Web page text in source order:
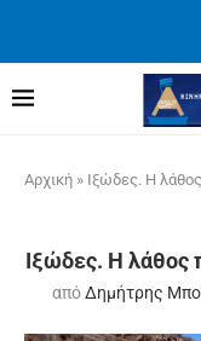
Αρχική » Ιξώδες. Η
Ιξώδες. Η λάθος
απόΔημήτρης